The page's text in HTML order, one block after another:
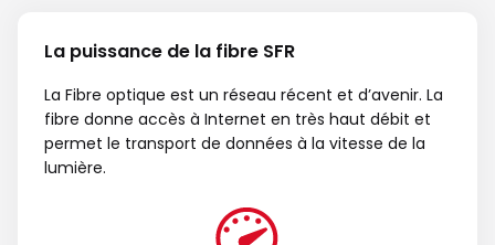
La puissance de la fibre SFR
La Fibre optique est un réseau récent et d’avenir. La
fibre donne accès à Internet en très haut débit et
permet le transport de données à la vitesse de la
lumière.